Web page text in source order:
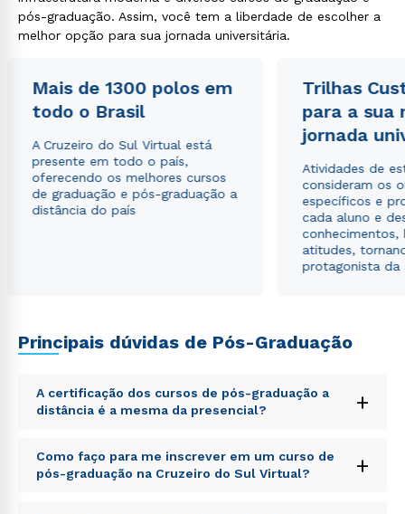
pós-graduação. Assim, você tem a liberdade de escolher a
melhor opção para sua jornada universitária.
Mais de 1300 polos em
todo o Brasil
A Cruzeiro do Sul Virtual está
presente em todo o país,
oferecendo os melhores cursos
de graduação e pós-graduação a
distância do país
Trilhas
para a sua
jornada
Atividades de
consideram os
específicos e
cada aluno e
conhecimentos,
atitudes,
protagonista da
Principais dúvidas de Pós-Graduação
A certificação dos cursos de pós-graduação a
distância é a mesma da presencial?
+
Sed ut perspiciatis unde omnis iste natus error sit
voluptatem accusantium doloremque laudantium,
totam rem aperiam, eaque ipsa quae ab illo inventore
Como faço para me inscrever em um curso de
pós-graduação na Cruzeiro do Sul Virtual?
+
Rápido e fácil
WhatsApp